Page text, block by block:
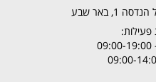
1, באר שבע